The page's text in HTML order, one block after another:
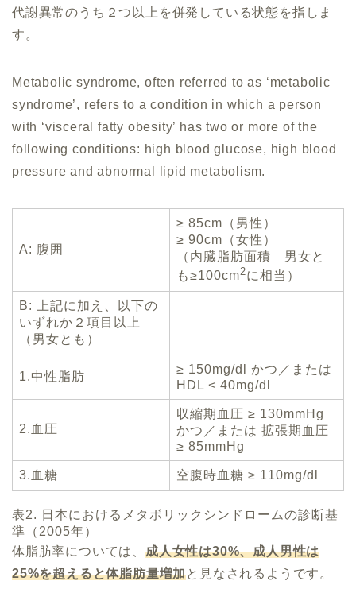
代謝異常のうち２つ以上を併発している状態を指しま
す。
Metabolic syndrome, often referred to as ‘metabolic
syndrome’, refers to a condition in which a person
with ‘visceral fatty obesity’ has two or more of the
following conditions: high blood glucose, high blood
pressure and abnormal lipid metabolism.
A: 腹囲
≥ 85cm（男性）
≥ 90cm（女性）
（内臓脂肪面積 男女と
も≥100cm2に相当）
B: 上記に加え、以下の
いずれか２項目以上
（男女とも）
1.中性脂肪
≥ 150mg/dl かつ／または
HDL < 40mg/dl
2.血圧
収縮期血圧 ≥ 130mmHg
かつ／または 拡張期血圧
≥ 85mmHg
3.血糖 空腹時血糖 ≥ 110mg/dl
表2. 日本におけるメタボリックシンドロームの診断基
準（2005年）
体脂肪率については、 成人女性は30%、成人男性は
25%を超えると体脂肪量増加と見なされるようです。